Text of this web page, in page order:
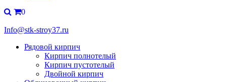
0
Info@stk-stroy37.ru
Рядовой кирпич
Кирпич полнотелый
Кирпич пустотелый
Двойной кирпич